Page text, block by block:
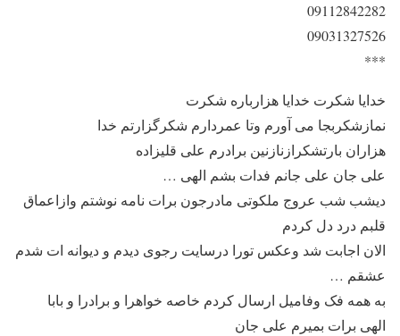
09112842282
09031327526
***
خدایا شکرت خدایا هزارباره شکرت
نمازشکربجا می آورم وتا عمردارم شکرگزارتم خدا
هزاران بارتشکرازنازنین برادرم علی قلیزاده
علی جان علی جانم فدات بشم الهی …
دیشب شب عروج ملکوتی مادرجون برات نامه نوشتم وازاعماق
قلبم درد دل کردم
الان اجابت شد وعکس تورا درسایت رجوی دیدم و دیوانه ات شدم
عشقم …
به همه فک وفامیل ارسال کردم خاصه خواهرا و برادرا و بابا
الهی برات بمیرم علی جان